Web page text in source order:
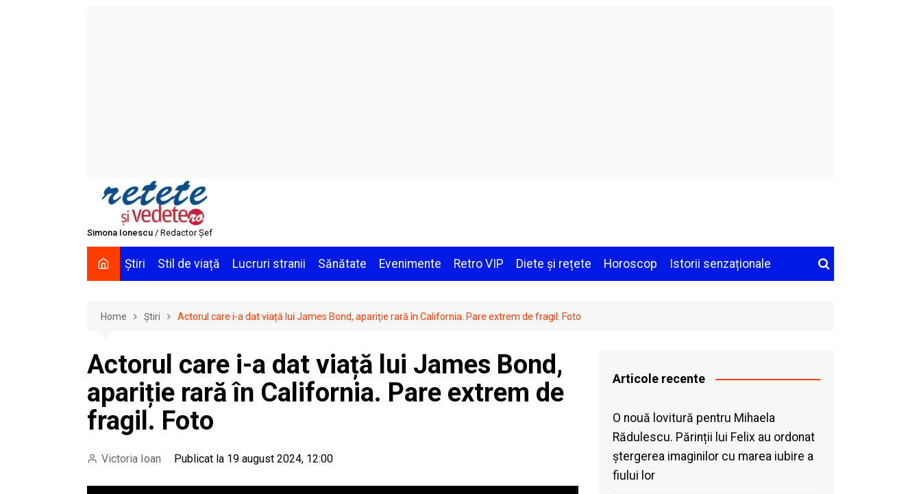
Simona Ionescu / Redactor Șef
Știri Stil de viață Lucruri stranii Sănătate Evenimente Retro VIP Diete și rețete Horoscop Istorii senzaționale
Home Știri Actorul care i-a dat viață lui James Bond, apariție rară în California. Pare extrem de fragil. Foto
Actorul care i-a dat viață lui James Bond,
apariție rară în California. Pare extrem de
fragil. Foto
Victoria Ioan Publicat la 19 august 2024, 12:00
Articole recente
O nouă lovitură pentru Mihaela
Rădulescu. Părinții lui Felix au ordonat
ștergerea imaginilor cu marea iubire a
fiului lor